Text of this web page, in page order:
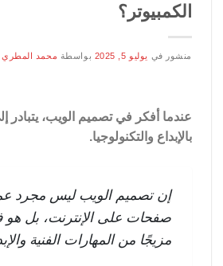
الكمبيوتر؟
منشور في يوليو 5, 2025 بواسطة محمد المطري
عندما أفكر في تصميم الويب، يتبادر
بالإبداع والتكنولوجيا.
إن تصميم الويب ليس مجرد
صفحات على الإنترنت، بل
مزيجًا من المهارات الفنية